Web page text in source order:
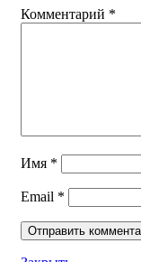
Комментарий *
Имя *
Email *